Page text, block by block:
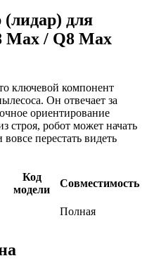
для
Max / Q8 Max
ключевой компонент
Он отвечает за
ориентирование
строя, робот может начать
перестать видеть
Код
модели
Совместимость
Полная